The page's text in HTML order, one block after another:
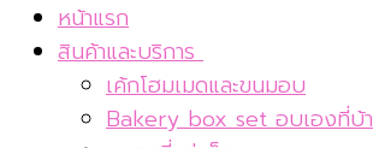
หน้าแรก
สินค้าและบริการ
เค้กโฮมเมดและขนมอบ
Bakery box set อบเองที่บ้